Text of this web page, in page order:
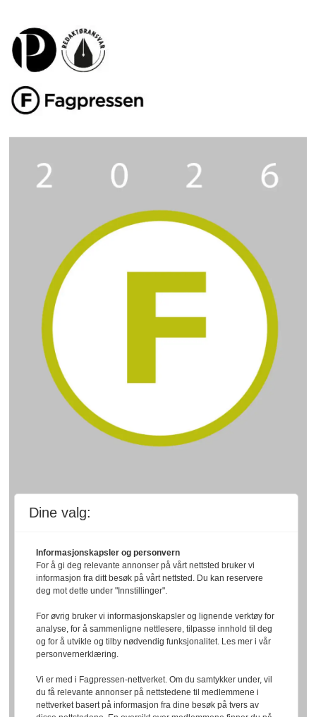
Dine valg:
Informasjonskapsler og personvern
For å gi deg relevante annonser på vårt nettsted bruker vi
informasjon fra ditt besøk på vårt nettsted. Du kan reservere
deg mot dette under "Innstillinger".
For øvrig bruker vi informasjonskapsler og lignende verktøy for
analyse, for å sammenligne nettlesere, tilpasse innhold til deg
og for å utvikle og tilby nødvendig funksjonalitet. Les mer i vår
personvernerklæring.
Vi er med i Fagpressen-nettverket. Om du samtykker under, vil
du få relevante annonser på nettstedene til medlemmene i
nettverket basert på informasjon fra dine besøk på tvers av